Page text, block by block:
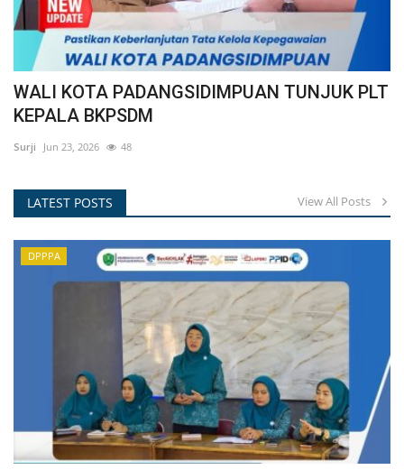
WALI KOTA PADANGSIDIMPUAN TUNJUK PLT
KEPALA BKPSDM
Surji Jun 23, 2026 48
LATEST POSTS View All Posts
DPPPA